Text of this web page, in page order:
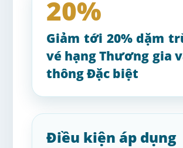
20%
Giảm tới 20% dặm
vé hạng Thương gia
thông Đặc biệt
Điều kiện áp dụng